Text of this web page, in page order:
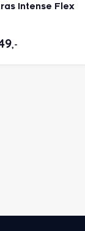
Intense Flex
,-